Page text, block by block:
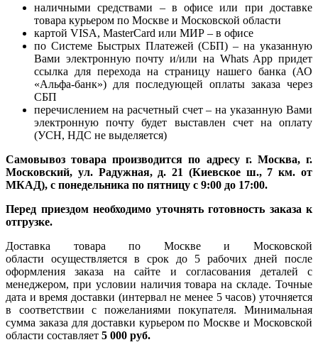
наличными средствами – в офисе или при доставке
товара курьером по Москве и Московской области
картой VISA, MasterCard или МИР – в офисе
по Системе Быстрых Платежей (СБП) – на указанную
Вами электронную почту и/или на Whats App придет
ссылка для перехода на страницу нашего банка (АО
«Альфа-банк») для последующей оплаты заказа через
СБП
перечислением на расчетный счет – на указанную Вами
электронную почту будет выставлен счет на оплату
(УСН, НДС не выделяется)
Самовывоз товара производится по адресу г. Москва, г.
Московский, ул. Радужная, д. 21 (Киевское ш., 7 км. от
МКАД), с понедельника по пятницу с 9:00 до 17:00.
Перед приездом необходимо уточнять готовность заказа к
отгрузке.
Доставка товара по Москве и Московской
области осуществляется в срок до 5 рабочих дней после
оформления заказа на сайте и согласования деталей с
менеджером, при условии наличия товара на складе. Точные
дата и время доставки (интервал не менее 5 часов) уточняется
в соответствии с пожеланиями покупателя. Минимальная
сумма заказа для доставки курьером по Москве и Московской
области составляет 5 000 руб.